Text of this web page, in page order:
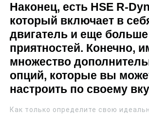
Наконец, есть HSE R-
который включает в
двигатель и еще больше
приятностей. Конечно,
множество
опций, которые вы
настроить по своему
Как только определите свою